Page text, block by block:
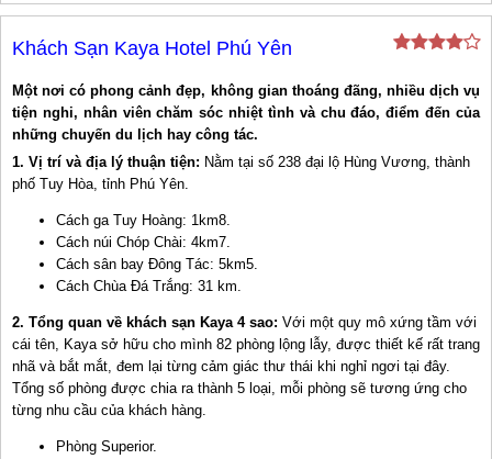
Khách Sạn Kaya Hotel Phú Yên
Một nơi có phong cảnh đẹp, không gian thoáng đãng, nhiều dịch vụ
tiện nghi, nhân viên chăm sóc nhiệt tình và chu đáo, điểm đến của
những chuyến du lịch hay công tác.
1. Vị trí và địa lý thuận tiện: Nằm tại số 238 đại lộ Hùng Vương, thành
phố Tuy Hòa, tỉnh Phú Yên.
Cách ga Tuy Hoàng: 1km8.
Cách núi Chóp Chài: 4km7.
Cách sân bay Đông Tác: 5km5.
Cách Chùa Đá Trắng: 31 km.
2. Tổng quan về khách sạn Kaya 4 sao: Với một quy mô xứng tầm với
cái tên, Kaya sở hữu cho mình 82 phòng lộng lẫy, được thiết kế rất trang
nhã và bắt mắt, đem lại từng cảm giác thư thái khi nghỉ ngơi tại đây.
Tổng số phòng được chia ra thành 5 loại, mỗi phòng sẽ tương ứng cho
từng nhu cầu của khách hàng.
Phòng Superior.